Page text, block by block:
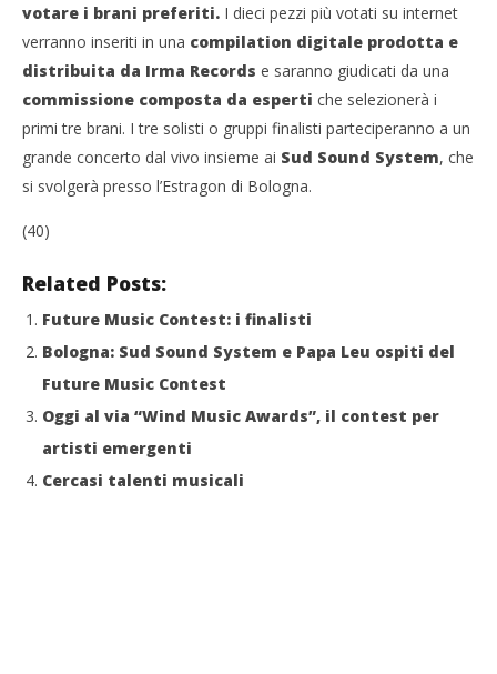
votare i brani preferiti. I dieci pezzi più votati su internet
verranno inseriti in una compilation digitale prodotta e
distribuita da Irma Records e saranno giudicati da una
commissione composta da esperti che selezionerà i
primi tre brani. I tre solisti o gruppi finalisti parteciperanno a un
grande concerto dal vivo insieme ai Sud Sound System, che
si svolgerà presso l’Estragon di Bologna.
(40)
Related Posts:
Future Music Contest: i finalisti
Bologna: Sud Sound System e Papa Leu ospiti del
Future Music Contest
Oggi al via “Wind Music Awards”, il contest per
artisti emergenti
Cercasi talenti musicali